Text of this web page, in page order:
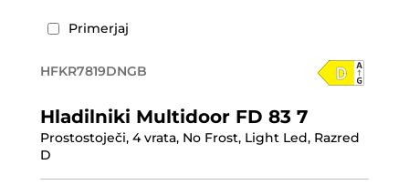
Primerjaj
HFKR7819DNGB
Hladilniki Multidoor FD 83 7
Prostostoječi, 4 vrata, No Frost, Light Led, Razred
D